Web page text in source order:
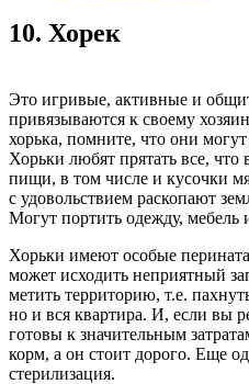
10. Хорек
Это игривые, активные и
привязываются к своему
хорька, помните, что они
Хорьки любят прятать все,
пищи, в том числе и кусочки
с удовольствием раскопают
Могут портить одежду, мебель
Хорьки имеют особые
может исходить неприятный
метить территорию, т.е.
но и вся квартира. И, если вы
готовы к значительным
корм, а он стоит дорого. Еще
стерилизация.